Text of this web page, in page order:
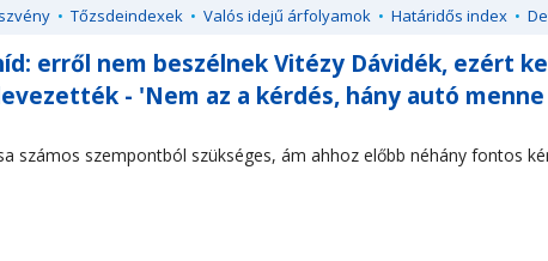
• Tőzsdeindexek • Valós idejű árfolyamok • Határidős index •
erről nem beszélnek Vitézy Dávidék, ezért
- 'Nem az a kérdés, hány autó
számos szempontból szükséges, ám ahhoz előbb néhány fontos